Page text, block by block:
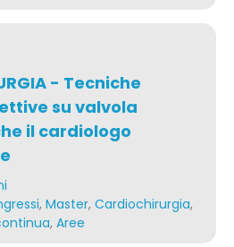
- Tecniche
su valvola
il cardiologo
, Master, Cardiochirurgia,
, Aree